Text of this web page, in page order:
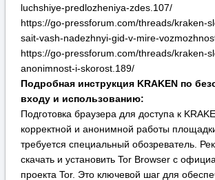
скачать и установить Tor Browser с
проекта Tor. Это ключевой шаг для
конфиденциальности при доступе к
браузер направляет ваш трафик через
сеть серверов, скрывая ваше
активность.
Запуск и подключение к сети для KRAKEN.
установки откройте Tor Browser и
подключения к сети. Иконка в верхней
браузера покажет статус соединения.
занять от нескольких секунд до пары
на KRAKEN. Убедитесь, что подключение